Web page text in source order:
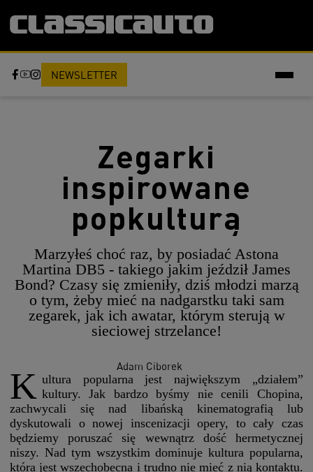
NEWSLETTER
Zegarki
inspirowane
popkulturą
Marzyłeś choć raz, by posiadać Astona
Martina DB5 - takiego jakim jeździł James
Bond? Czasy się zmieniły, dziś młodzi marzą
o tym, żeby mieć na nadgarstku taki sam
zegarek, jak ich awatar, którym sterują w
sieciowej strzelance!
Adam Ciborek
K ultura popularna jest największym „działem”
kultury. Jak bardzo byśmy nie cenili Chopina,
zachwycali się nad libańską kinematografią lub
dyskutowali o nowej inscenizacji opery, to cały czas
będziemy poruszać się wewnątrz dość hermetycznej
niszy. Nad tym wszystkim dominuje kultura popularna,
która jest wszechobecna i trudno nie mieć z nią kontaktu.